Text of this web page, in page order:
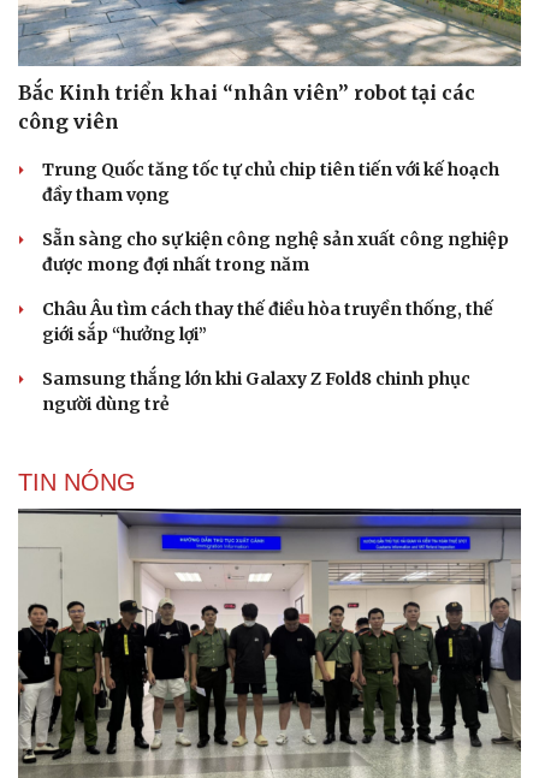
Cải chính
Bắc Kinh triển khai “nhân viên” robot tại các
công viên
Trung Quốc tăng tốc tự chủ chip tiên tiến với kế hoạch
đầy tham vọng
Sẵn sàng cho sự kiện công nghệ sản xuất công nghiệp
được mong đợi nhất trong năm
Châu Âu tìm cách thay thế điều hòa truyền thống, thế
giới sắp “hưởng lợi”
Samsung thắng lớn khi Galaxy Z Fold8 chinh phục
người dùng trẻ
TIN NÓNG